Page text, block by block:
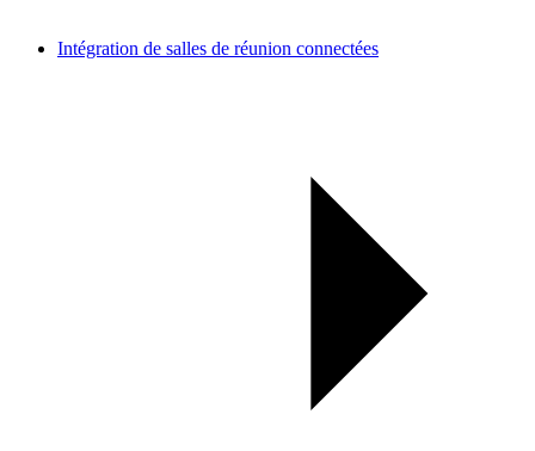
Intégration de salles de réunion connectées